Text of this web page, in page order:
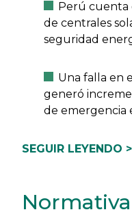
Perú cuenta
de centrales
seguridad
Una falla en
generó
de emergencia
SEGUIR LEYENDO >
Normativa